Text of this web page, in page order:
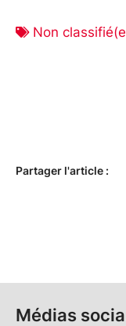
Non
Partager l'article :
Médias